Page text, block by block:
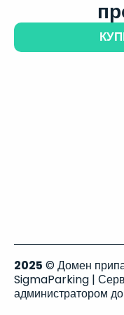
2025 © Домен
SigmaParking |
администратором